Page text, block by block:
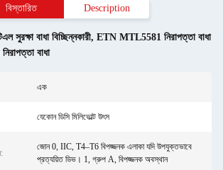
বিস্তারিত Description
সুরক্ষা বাধা বিচ্ছিন্নকারী, ETN MTL5581 নিরাপত্তা বাধা
নিরাপত্তা বাধা
এক
যেকোন ডিসি মিলিভোল্ট উৎস
জোন 0, IIC, T4–T6 বিপজ্জনক এলাকা যদি উপযুক্তভাবে
প্রত্যয়িত ডিভ। 1, গ্রুপ A, বিপজ্জনক অবস্থান